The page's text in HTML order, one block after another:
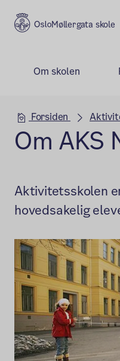
Møllergata skole
Om skolen
Forsiden
Om AKS
Aktivitetsskolen
hovedsakelig